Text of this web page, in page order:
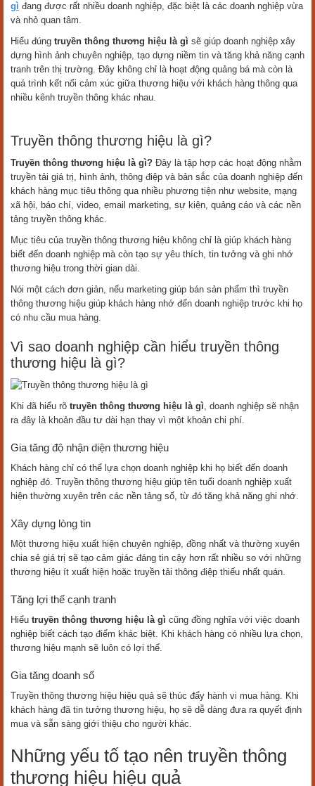
gì đang được rất nhiều doanh nghiệp, đặc biệt là các doanh nghiệp vừa
và nhỏ quan tâm.
Hiểu đúng truyền thông thương hiệu là gì sẽ giúp doanh nghiệp xây
dựng hình ảnh chuyên nghiệp, tạo dựng niềm tin và tăng khả năng cạnh
tranh trên thị trường. Đây không chỉ là hoạt động quảng bá mà còn là
quá trình kết nối cảm xúc giữa thương hiệu với khách hàng thông qua
nhiều kênh truyền thông khác nhau.
Truyền thông thương hiệu là gì?
Truyền thông thương hiệu là gì? Đây là tập hợp các hoạt động nhằm
truyền tải giá trị, hình ảnh, thông điệp và bản sắc của doanh nghiệp đến
khách hàng mục tiêu thông qua nhiều phương tiện như website, mạng
xã hội, báo chí, video, email marketing, sự kiện, quảng cáo và các nền
tảng truyền thông khác.
Mục tiêu của truyền thông thương hiệu không chỉ là giúp khách hàng
biết đến doanh nghiệp mà còn tạo sự yêu thích, tin tưởng và ghi nhớ
thương hiệu trong thời gian dài.
Nói một cách đơn giản, nếu marketing giúp bán sản phẩm thì truyền
thông thương hiệu giúp khách hàng nhớ đến doanh nghiệp trước khi họ
có nhu cầu mua hàng.
Vì sao doanh nghiệp cần hiểu truyền thông
thương hiệu là gì?
Khi đã hiểu rõ truyền thông thương hiệu là gì, doanh nghiệp sẽ nhận
ra đây là khoản đầu tư dài hạn thay vì một khoản chi phí.
Gia tăng độ nhận diện thương hiệu
Khách hàng chỉ có thể lựa chọn doanh nghiệp khi họ biết đến doanh
nghiệp đó. Truyền thông thương hiệu giúp tên tuổi doanh nghiệp xuất
hiện thường xuyên trên các nền tảng số, từ đó tăng khả năng ghi nhớ.
Xây dựng lòng tin
Một thương hiệu xuất hiện chuyên nghiệp, đồng nhất và thường xuyên
chia sẻ giá trị sẽ tạo cảm giác đáng tin cậy hơn rất nhiều so với những
thương hiệu ít xuất hiện hoặc truyền tải thông điệp thiếu nhất quán.
Tăng lợi thế cạnh tranh
Hiểu truyền thông thương hiệu là gì cũng đồng nghĩa với việc doanh
nghiệp biết cách tạo điểm khác biệt. Khi khách hàng có nhiều lựa chọn,
thương hiệu mạnh sẽ luôn có lợi thế.
Gia tăng doanh số
Truyền thông thương hiệu hiệu quả sẽ thúc đẩy hành vi mua hàng. Khi
khách hàng đã tin tưởng thương hiệu, họ sẽ dễ dàng đưa ra quyết định
mua và sẵn sàng giới thiệu cho người khác.
Những yếu tố tạo nên truyền thông
thương hiệu hiệu quả